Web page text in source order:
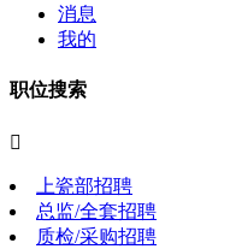
消息
我的
职位搜索

上瓷部招聘
总监/全套招聘
质检/采购招聘